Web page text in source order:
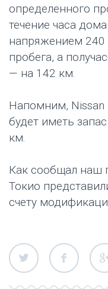
определенного
течение часа
напряжением 240
пробега, а
— на 142 км.
Напомним, Nissan
будет иметь
км.
Как сообщал наш
Токио
счету